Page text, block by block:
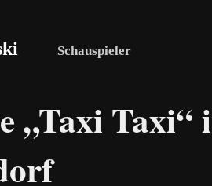
Schauspieler
„Taxi Taxi“